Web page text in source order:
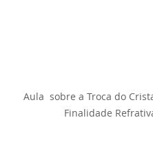
Aula  sobre a Troca do
Finalidade